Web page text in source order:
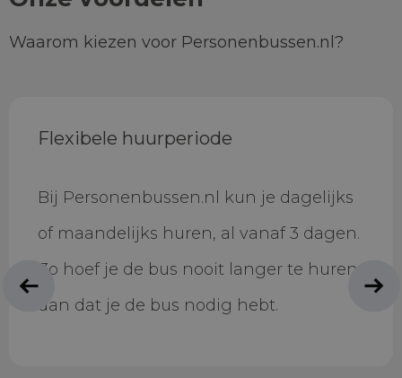
Waarom kiezen voor Personenbussen.nl?
Flexibele huurperiode
Bij Personenbussen.nl kun je dagelijks
of maandelijks huren, al vanaf 3 dagen.
Zo hoef je de bus nooit langer te huren
dan dat je de bus nodig hebt.